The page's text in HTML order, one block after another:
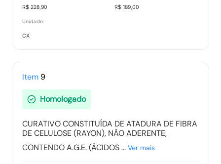
R$ 228,90 R$ 189,00
Unidade:
CX
Item 9
Homologado
CURATIVO CONSTITUÍDA DE ATADURA DE FIBRA
DE CELULOSE (RAYON), NÃO ADERENTE,
CONTENDO A.G.E. (ÁCIDOS ... Ver mais